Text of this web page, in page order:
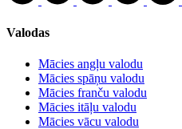
Valodas
Mācies angļu valodu
Mācies spāņu valodu
Mācies franču valodu
Mācies itāļu valodu
Mācies vācu valodu